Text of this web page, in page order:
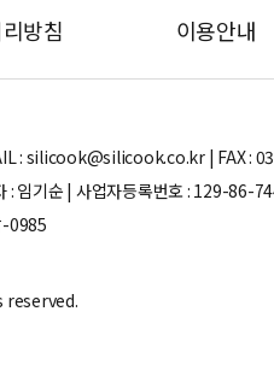
방침 이용안내
: silicook@silicook.co.kr | FAX :
: 임기순 | 사업자등록번호 : 129-86-
-0985
reserved.